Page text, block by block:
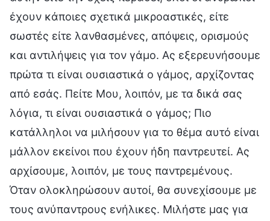
έχουν κάποιες σχετικά μικροαστικές, είτε
σωστές είτε λανθασμένες, απόψεις, ορισμούς
και αντιλήψεις για τον γάμο. Ας εξερευνήσουμε
πρώτα τι είναι ουσιαστικά ο γάμος, αρχίζοντας
από εσάς. Πείτε Μου, λοιπόν, με τα δικά σας
λόγια, τι είναι ουσιαστικά ο γάμος; Πιο
κατάλληλοι να μιλήσουν για το θέμα αυτό είναι
μάλλον εκείνοι που έχουν ήδη παντρευτεί. Ας
αρχίσουμε, λοιπόν, με τους παντρεμένους.
Όταν ολοκληρώσουν αυτοί, θα συνεχίσουμε με
τους ανύπαντρους ενήλικες. Μιλήστε μας για